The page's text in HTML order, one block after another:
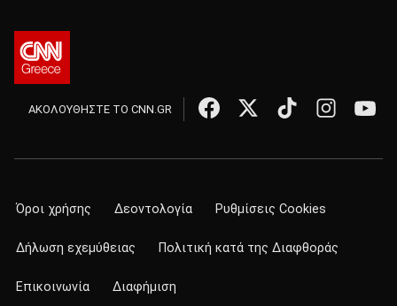
ΑΚΟΛΟΥΘΗΣΤΕ ΤΟ CNN.GR
Όροι χρήσης Δεοντολογία Ρυθμίσεις Cookies
Δήλωση εχεμύθειας Πολιτική κατά της Διαφθοράς
Επικοινωνία Διαφήμιση